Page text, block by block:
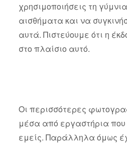
χρησιμοποιήσεις τη
αισθήματα και να
αυτά. Πιστεύουμε ότι η
στο πλαίσιο αυτό.
Οι περισσότερες
μέσα από εργαστήρια
εμείς. Παράλληλα όμως